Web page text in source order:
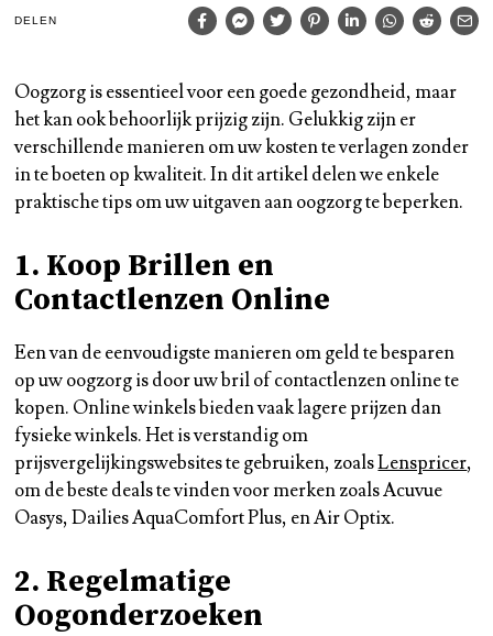
DELEN
Oogzorg is essentieel voor een goede gezondheid, maar
het kan ook behoorlijk prijzig zijn. Gelukkig zijn er
verschillende manieren om uw kosten te verlagen zonder
in te boeten op kwaliteit. In dit artikel delen we enkele
praktische tips om uw uitgaven aan oogzorg te beperken.
1. Koop Brillen en
Contactlenzen Online
Een van de eenvoudigste manieren om geld te besparen
op uw oogzorg is door uw bril of contactlenzen online te
kopen. Online winkels bieden vaak lagere prijzen dan
fysieke winkels. Het is verstandig om
prijsvergelijkingswebsites te gebruiken, zoalsLenspricer,
om de beste deals te vinden voor merken zoals Acuvue
Oasys, Dailies AquaComfort Plus, en Air Optix.
2. Regelmatige
Oogonderzoeken